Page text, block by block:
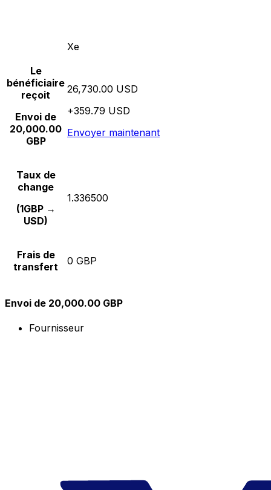
Xe
Le
bénéficiaire
reçoit
Envoi de
20,000.00
GBP
26,730.00 USD
+359.79 USD
Envoyer maintenant
Taux de
change
(1GBP →
USD)
1.336500
Frais de
transfert
0 GBP
Envoi de 20,000.00 GBP
Fournisseur